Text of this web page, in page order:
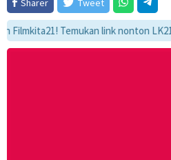
Temukan link nonton LK21